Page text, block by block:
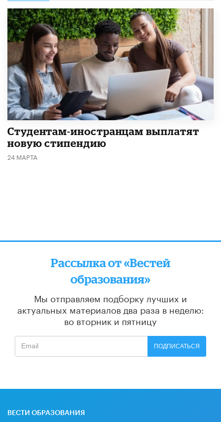
Студентам-иностранцам выплатят
новую стипендию
24 МАРТА
Рассылка от «Вестей
образования»
Мы отправляем подборку лучших и
актуальных материалов два раза в неделю:
во вторник и пятницу
ПОДПИСАТЬСЯ
ВЕСТИ ОБРАЗОВАНИЯ